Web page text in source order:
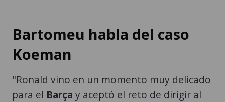
Bartomeu habla del caso
Koeman
"Ronald vino en un momento muy delicado
para el Barça y aceptó el reto de dirigir al